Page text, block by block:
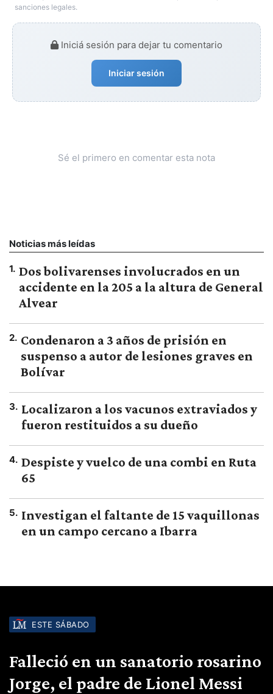
sanciones legales.
Iniciá sesión para dejar tu comentario
Iniciar sesión
Sé el primero en comentar esta nota
Noticias más leídas
1. Dos bolivarenses involucrados en un
accidente en la 205 a la altura de General
Alvear
2. Condenaron a 3 años de prisión en
suspenso a autor de lesiones graves en
Bolívar
3. Localizaron a los vacunos extraviados y
fueron restituidos a su dueño
4. Despiste y vuelco de una combi en Ruta
65
5. Investigan el faltante de 15 vaquillonas
en un campo cercano a Ibarra
ESTE SÁBADO
Falleció en un sanatorio rosarino
Jorge, el padre de Lionel Messi